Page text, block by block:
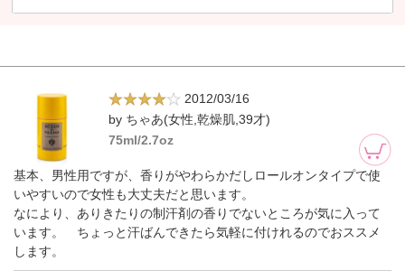
2012/03/16
by ちゃあ(女性,乾燥肌,39才)
75ml/2.7oz
基本、男性用ですが、香りがやわらかだしロールオンタイプで使
いやすいので女性も大丈夫だと思います。
なにより、ありきたりの制汗剤の香りでないところが気に入って
います。 ちょっと汗ばんできたら気軽に付けれるのでおススメ
します。